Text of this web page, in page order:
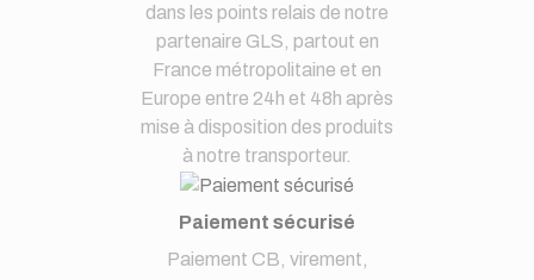
dans les points relais de notre
partenaire GLS, partout en
France métropolitaine et en
Europe entre 24h et 48h après
mise à disposition des produits
à notre transporteur.
Paiement sécurisé
Paiement CB, virement,